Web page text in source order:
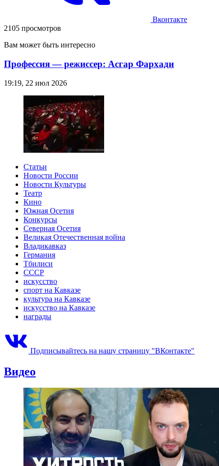
Вконтакте
2105 просмотров
Вам может быть интересно
Профессия — режиссер: Асгар Фархади
19:19, 22 июл 2026
Статьи
Новости России
Новости Культуры
Театр
Кино
Южная Осетия
Конкурсы
Северная Осетия
Великая Отечественная война
Владикавказ
Германия
Тбилиси
СССР
искусство
спорт на Кавказе
культура на Кавказе
искусство на Кавказе
награды
Подписывайтесь на нашу страницу "ВКонтакте"
Видео